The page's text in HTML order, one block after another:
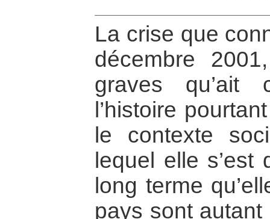
La crise que
décembre
graves
l’histoire
le contexte
lequel elle
long terme
pays sont autant